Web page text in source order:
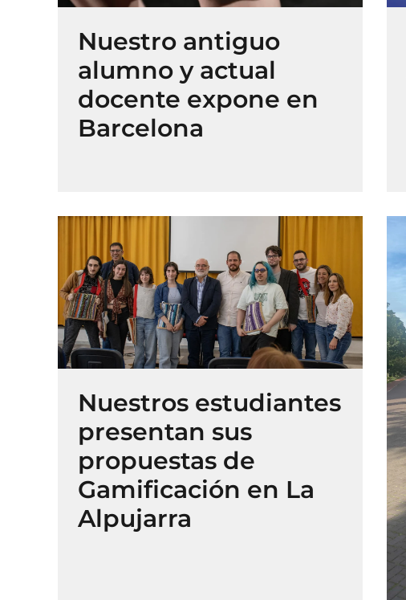
Nuestro antiguo
alumno y actual
docente expone en
Barcelona
Nuestros estudiantes
presentan sus
propuestas de
Gamificación en La
Alpujarra